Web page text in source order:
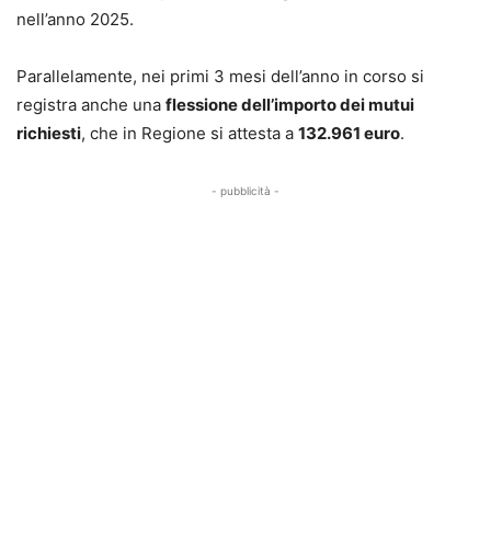
nell’anno 2025.
Parallelamente, nei primi 3 mesi dell’anno in corso si
registra anche una flessione dell’importo dei mutui
richiesti, che in Regione si attesta a 132.961 euro.
- pubblicità -